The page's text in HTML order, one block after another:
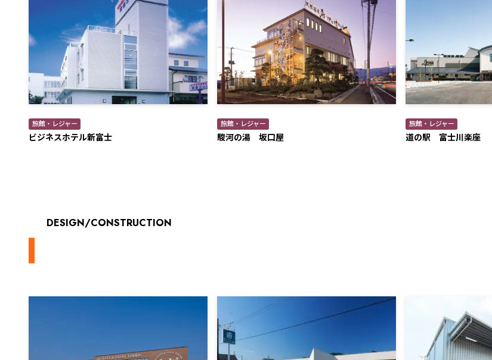
旅館・レジャー
ビジネスホテル新富士
旅館・レジャー
駿河の湯 坂口屋
旅館・レジャー
道の駅 富士川楽座
DESIGN/CONSTRUCTION